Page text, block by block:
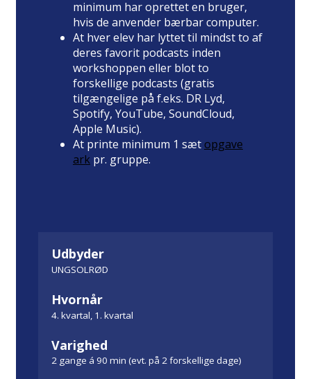
minimum har oprettet en bruger,
hvis de anvender bærbar computer.
At hver elev har lyttet til mindst to af
deres favorit podcasts inden
workshoppen eller blot to
forskellige podcasts (gratis
tilgængelige på f.eks. DR Lyd,
Spotify, YouTube, SoundCloud,
Apple Music).
At printe minimum 1 sætopgave
arkpr. gruppe.
Udbyder
UNGSOLRØD
Hvornår
4. kvartal, 1. kvartal
Varighed
2 gange á 90 min (evt. på 2 forskellige dage)